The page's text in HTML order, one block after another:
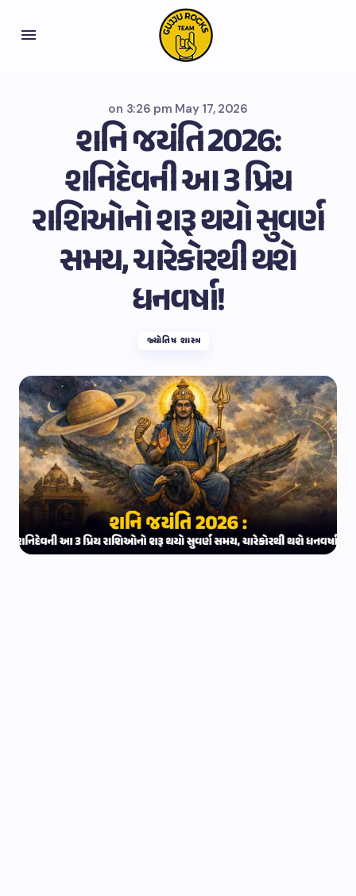
on 3:26 pm May 17, 2026
શનિ જયંતિ 2026:
શનિદેવની આ 3 પ્રિય
રાશિઓનો શરૂ થયો સુવર્ણ
સમય, ચારેકોરથી થશે
ધનવર્ષા!
જ્યોતિષ શાસ્ત્ર